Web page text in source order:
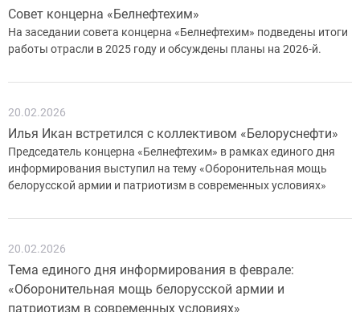
Совет концерна «Белнефтехим»
На заседании совета концерна «Белнефтехим» подведены итоги
работы отрасли в 2025 году и обсуждены планы на 2026-й.
20.02.2026
Илья Икан встретился с коллективом «Белоруснефти»
Председатель концерна «Белнефтехим» в рамках единого дня
информирования выступил на тему «Оборонительная мощь
белорусской армии и патриотизм в современных условиях»
20.02.2026
Тема единого дня информирования в феврале:
«Оборонительная мощь белорусской армии и
патриотизм в современных условиях»